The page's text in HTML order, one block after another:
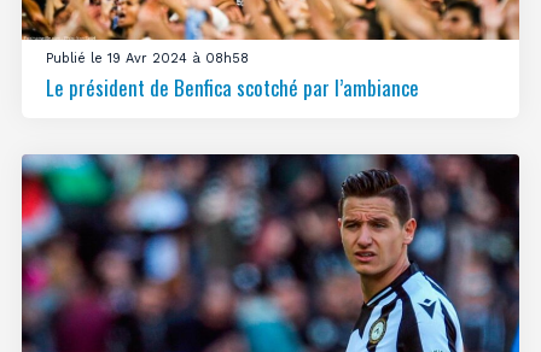
Publié le 19 Avr 2024 à 08h58
Le président de Benfica scotché par l’ambiance